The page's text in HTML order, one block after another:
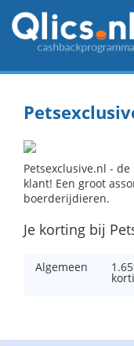
Petsexclusive.nl -
klant! Een groot
boerderijdieren.
Je korting bij
Algemeen